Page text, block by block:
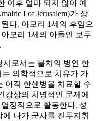
이후 얼마 되지 않아 예
I of Jerusalem)가 장
다. 아모리 1세의 후임으
모리 1세의 아들인 보두
시로서는 불치의 병인 한
의학적으로 치유가 가
아직 한센병을 치료할 수
강상의 치명적인 문제에
정적으로 활동한다. 성
나가 군사를 진두지휘